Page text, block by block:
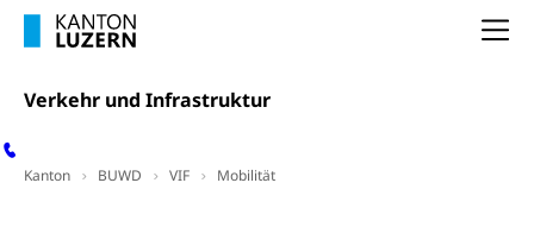
Verkehr und Infrastruktur
Kanton BUWD VIF Mobilität
Arbeitslosenversicherung (WAS Luzern)
Soziale Sicherheit
Fachstelle Sucht Region Luzern
Gesundheitsversorgung
Ambulant vor stationär, AVOS, Patientendossier